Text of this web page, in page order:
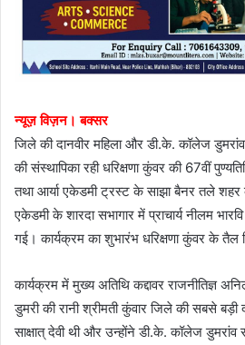
न्यूज़ विज़न। बक्सर
जिले की दानवीर महिला और डी.के. कॉलेज
की संस्थापिका रही धरिक्षणा कुंवर की 67वीं
तथा आर्या एकेडमी ट्रस्ट के साझा बैनर तले शहर
एकेडमी के शारदा सभागार में प्राचार्य नीलम
गई। कार्यक्रम का शुभारंभ धरिक्षणा कुंवर के तैल
कार्यक्रम में मुख्य अतिथि कद्दावर राजनीतिज्ञ
डुमरी की रानी श्रीमती कुंवार जिले की सबसे बड़ी
साक्षात् देवी थी और उन्होंने डी.के. कॉलेज